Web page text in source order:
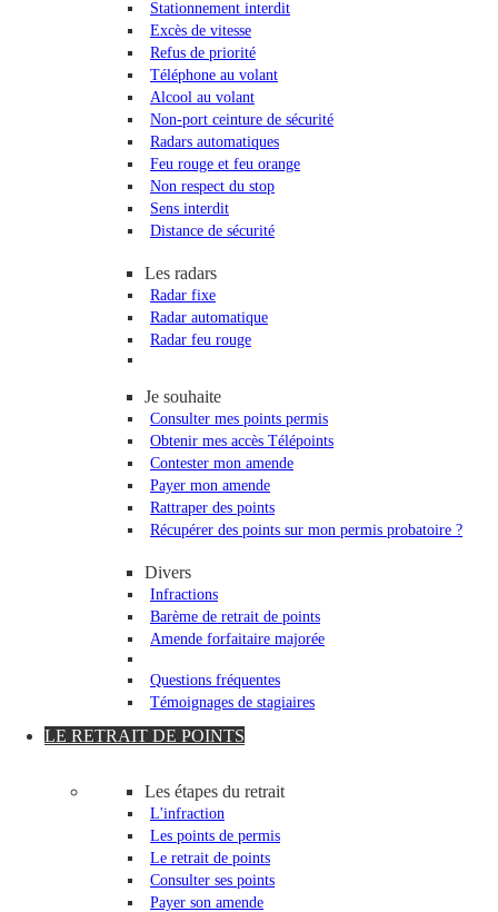
Stationnement interdit
Excès de vitesse
Refus de priorité
Téléphone au volant
Alcool au volant
Non-port ceinture de sécurité
Radars automatiques
Feu rouge et feu orange
Non respect du stop
Sens interdit
Distance de sécurité
Les radars
Radar fixe
Radar automatique
Radar feu rouge
Je souhaite
Consulter mes points permis
Obtenir mes accès Télépoints
Contester mon amende
Payer mon amende
Rattraper des points
Récupérer des points sur mon permis probatoire ?
Divers
Infractions
Barème de retrait de points
Amende forfaitaire majorée
Questions fréquentes
Témoignages de stagiaires
LE RETRAIT DE POINTS
Les étapes du retrait
L'infraction
Les points de permis
Le retrait de points
Consulter ses points
Payer son amende